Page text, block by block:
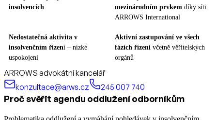
insolvencích
mezinárodním prvkem díky síti
ARROWS International
Nedostatečná aktivita v
insolvenčním řízení – nízké
uspokojení
Aktivní zastupování ve všech
fázích řízení včetně věřitelských
orgánů
ARROWS advokátní kancelář
konzultace@arws.cz
245 007 740
Proč svěřit agendu oddlužení odborníkům